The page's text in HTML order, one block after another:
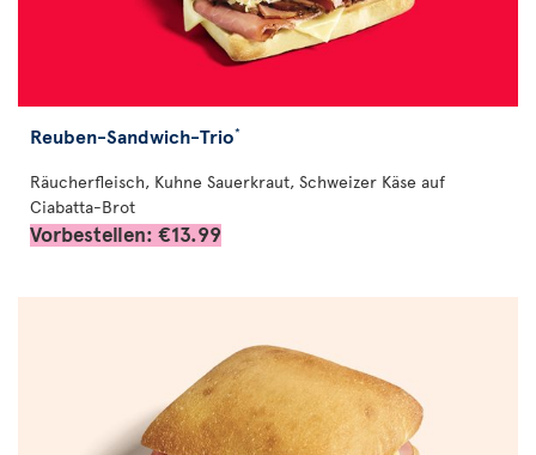
Reuben-Sandwich-Trio*
Räucherfleisch, Kuhne Sauerkraut, Schweizer Käse auf
Ciabatta-Brot
Vorbestellen: €13.99